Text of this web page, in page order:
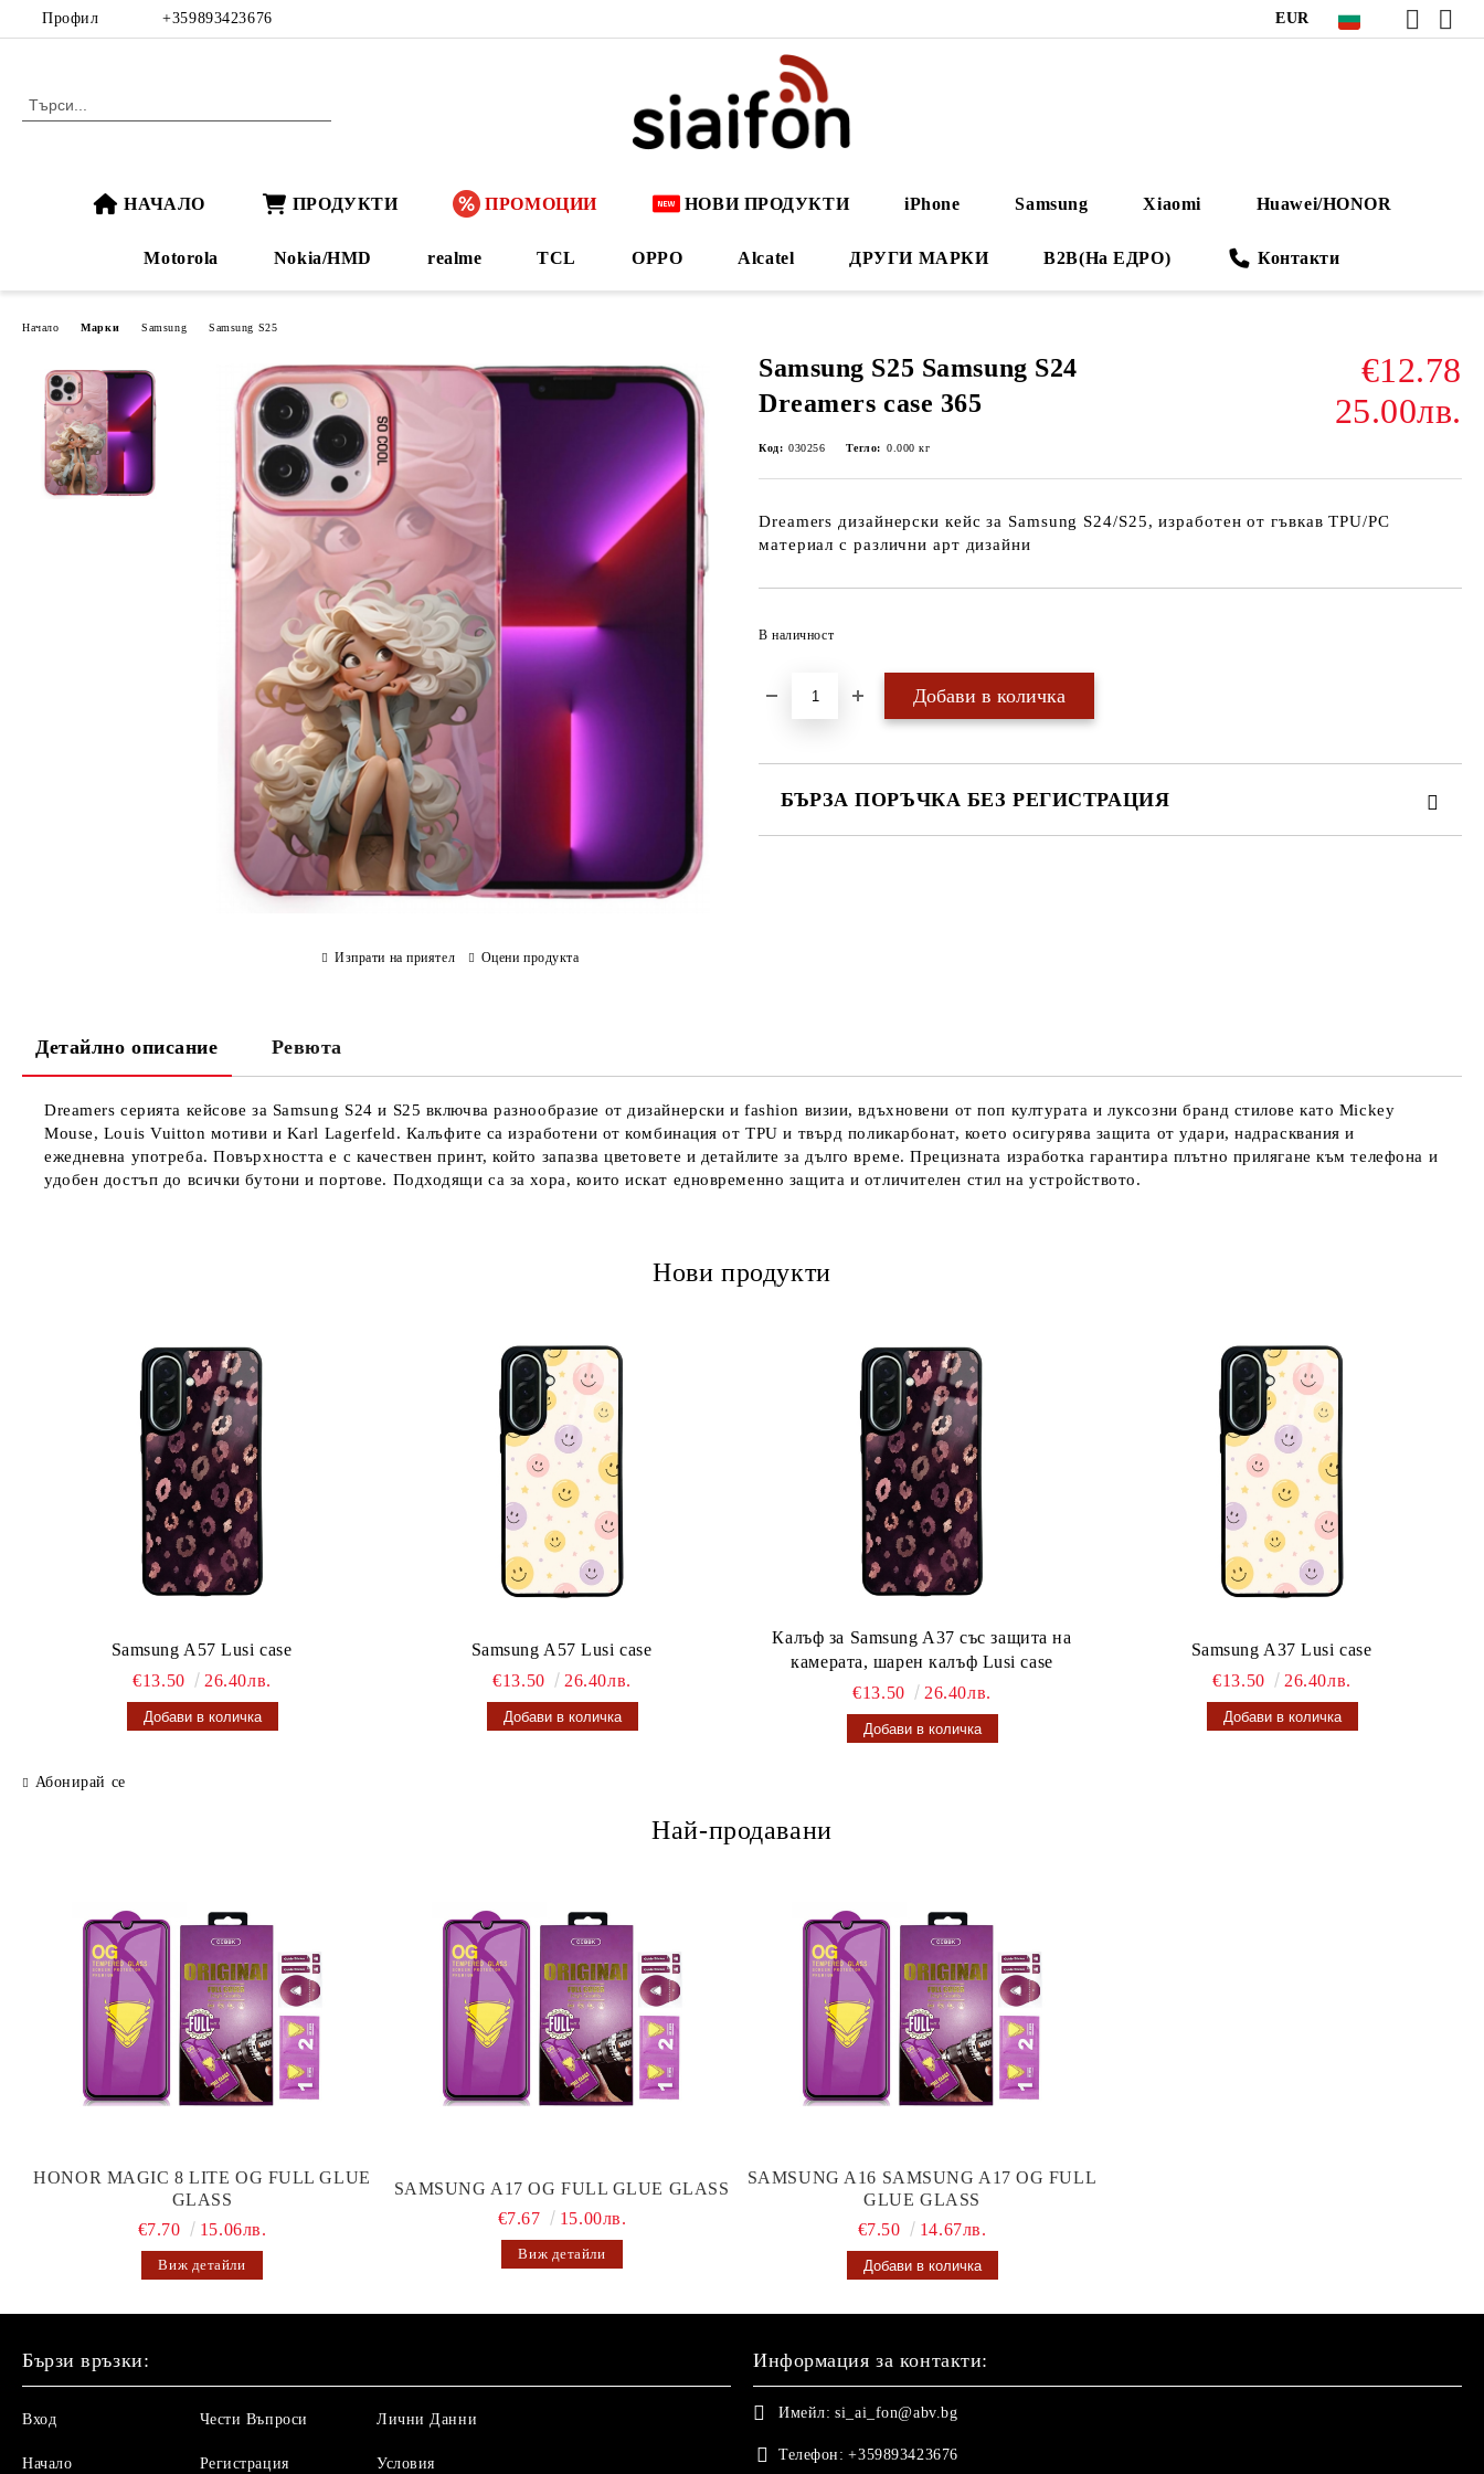
Профил +359893423676 EUR
НАЧАЛО ПРОДУКТИ ПРОМОЦИИ НОВИ ПРОДУКТИ iPhone Samsung Xiaomi Huawei/HONOR
Motorola Nokia/HMD realme TCL OPPO Alcatel ДРУГИ МАРКИ B2B(На ЕДРО) Контакти
Начало Марки Samsung Samsung S25
Samsung S25 Samsung S24
Dreamers case 365
€12.78
25.00лв.
Код: 030256 Тегло: 0.000 кг
Dreamers дизайнерски кейс за Samsung S24/S25, изработен от гъвкав TPU/PC
материал с различни арт дизайни
В наличност
БЪРЗА ПОРЪЧКА БЕЗ РЕГИСТРАЦИЯ
Изпрати на приятел Оцени продукта
Детайлно описание Ревюта
Dreamers серията кейсове за Samsung S24 и S25 включва разнообразие от дизайнерски и fashion визии, вдъхновени от поп културата и луксозни бранд стилове като Mickey
Mouse, Louis Vuitton мотиви и Karl Lagerfeld. Калъфите са изработени от комбинация от TPU и твърд поликарбонат, което осигурява защита от удари, надрасквания и
ежедневна употреба. Повърхността е с качествен принт, който запазва цветовете и детайлите за дълго време. Прецизната изработка гарантира плътно прилягане към телефона и
удобен достъп до всички бутони и портове. Подходящи са за хора, които искат едновременно защита и отличителен стил на устройството.
Нови продукти
Samsung A57 Lusi case
€13.50
26.40лв.
Samsung A57 Lusi case
€13.50
26.40лв.
Калъф за Samsung A37 със защита на
камерата, шарен калъф Lusi case
€13.50
26.40лв.
Samsung A37 Lusi case
€13.50
26.40лв.
Абонирай се
Най-продавани
HONOR MAGIC 8 LITE OG FULL GLUE
GLASS
€7.70
15.06лв.
Виж детайли
SAMSUNG A17 OG FULL GLUE GLASS
€7.67
15.00лв.
Виж детайли
SAMSUNG A16 SAMSUNG A17 OG FULL
GLUE GLASS
€7.50
14.67лв.
Бързи връзки:
Вход
Начало
Чести Въпроси
Регистрация
Лични Данни
Условия
Информация за контакти:
Имейл: si_ai_fon@abv.bg
Телефон: +359893423676